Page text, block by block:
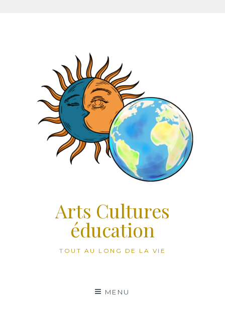
Arts Cultures
éducation
TOUT AU LONG DE LA VIE
MENU